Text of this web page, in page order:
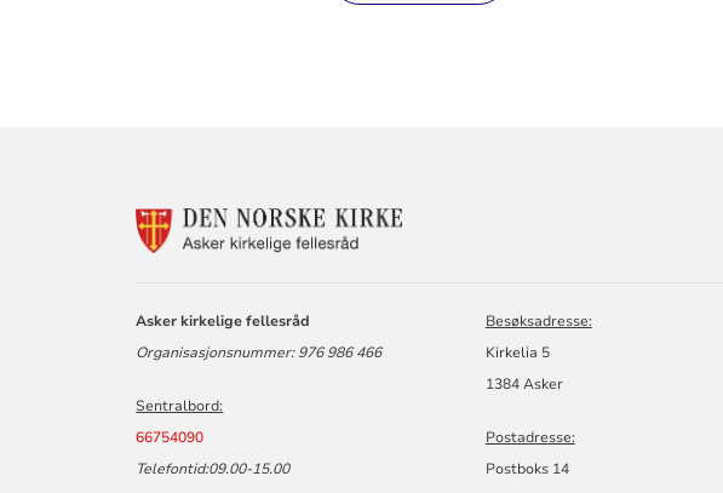
KONTAKTINFORMASJON
FELLESRÅD
Asker kirkelige fellesråd
Organisasjonsnummer: 976 986 466
Sentralbord:
66754090
Telefontid:09.00-15.00
Besøksadresse:
Kirkelia 5
1384 Asker
Postadresse:
Postboks 14